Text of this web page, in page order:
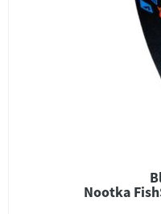
Nootka